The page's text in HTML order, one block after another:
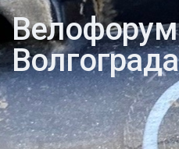
Велофорум
Волгограда